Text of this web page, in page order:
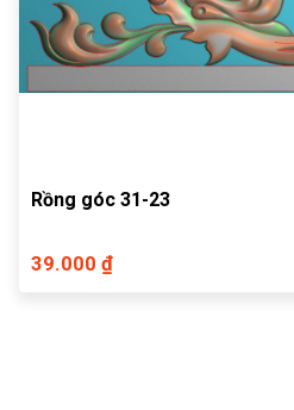
Rồng góc 31-23
39.000 ₫